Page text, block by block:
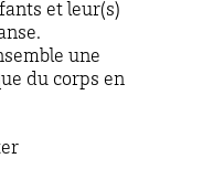
et leur(s)
une
du corps en